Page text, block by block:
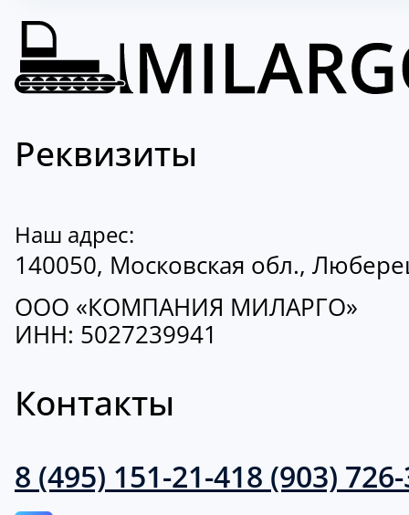
Реквизиты
Наш адрес:
140050, Московская обл.,
ООО «КОМПАНИЯ МИЛАРГО»
ИНН: 5027239941
Контакты
8 (495) 151-21-418 (903)